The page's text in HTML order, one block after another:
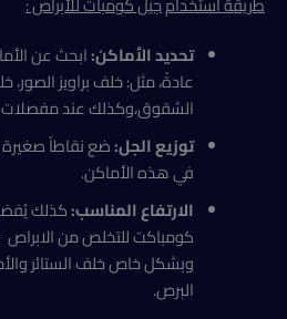
تحديد الأماكن:ابحث عن
عادةً، مثل: خلف براويز الصور،
الشقوق،وكذلك عند مفصلات
توزيع الجل:ضع نقاطاً
في هذه الأماكن.
الارتفاع المناسب:كذلك
كومباكت للتخلص من الابراص
وبشكل خاص خلف الستائر
البرص.